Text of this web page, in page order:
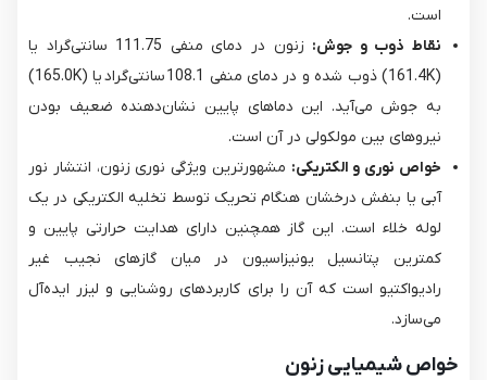
است.
نقاط ذوب و جوش:
زنون در دمای منفی 111.75 سانتی‌گراد یا
(161.4K) ذوب شده و در دمای منفی 108.1 سانتی‌گراد یا (165.0K)
به جوش می‌آید. این دماهای پایین نشان‌دهنده ضعیف بودن
نیروهای بین مولکولی در آن است.
خواص نوری و الکتریکی: مشهورترین ویژگی نوری زنون، انتشار نور
آبی یا بنفش درخشان هنگام تحریک توسط تخلیه الکتریکی در یک
لوله خلاء است. این گاز همچنین دارای هدایت حرارتی پایین و
کمترین پتانسیل یونیزاسیون در میان گازهای نجیب غیر
رادیواکتیو است که آن را برای کاربردهای روشنایی و لیزر ایده‌آل
می‌سازد.
خواص شیمیایی زنون